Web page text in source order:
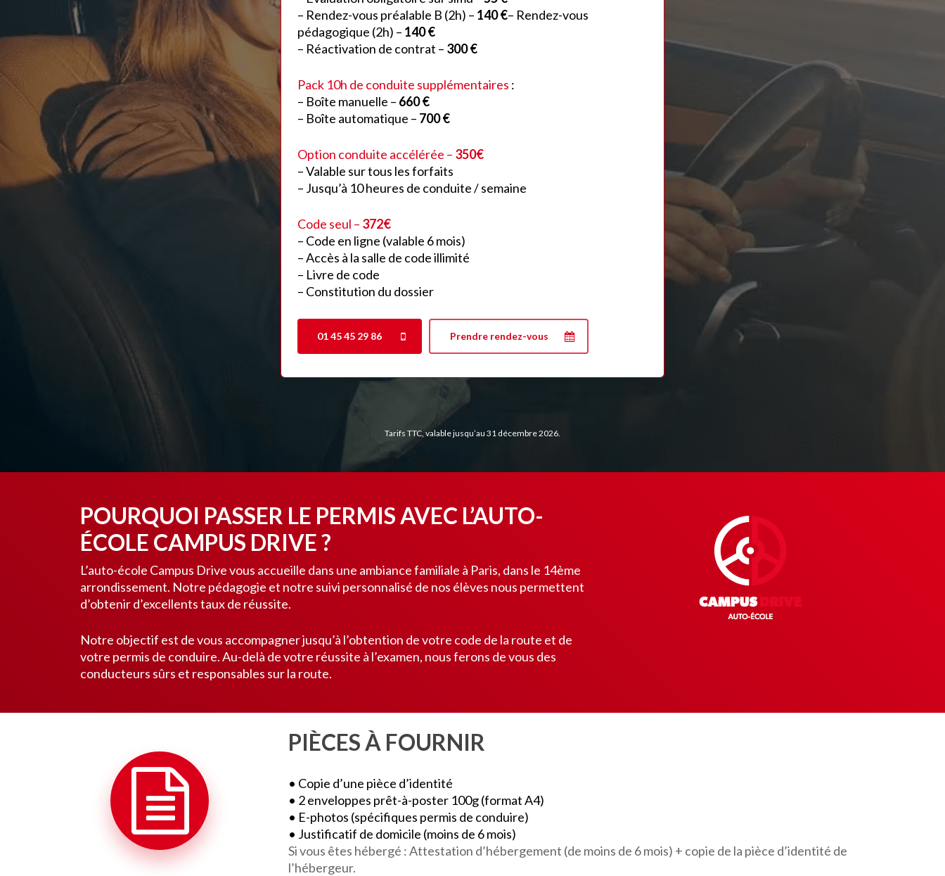
– Rendez-vous préalable B (2h) – 140 €– Rendez-vous
pédagogique (2h) – 140 €
– Réactivation de contrat – 300 €
Pack 10h de conduite supplémentaires :
– Boîte manuelle – 660 €
– Boîte automatique – 700 €
Option conduite accélérée – 350€
– Valable sur tous les forfaits
– Jusqu’à 10 heures de conduite / semaine
Code seul – 372€
– Code en ligne (valable 6 mois)
– Accès à la salle de code illimité
– Livre de code
– Constitution du dossier
01 45 45 29 86 Prendre rendez-vous
Tarifs TTC, valable jusqu’au 31 décembre 2026.
POURQUOI PASSER LE PERMIS AVEC L’AUTO-
ÉCOLE CAMPUS DRIVE ?
L’auto-école Campus Drive vous accueille dans une ambiance familiale à Paris, dans le 14ème
arrondissement. Notre pédagogie et notre suivi personnalisé de nos élèves nous permettent
d’obtenir d’excellents taux de réussite.
Notre objectif est de vous accompagner jusqu’à l’obtention de votre code de la route et de
votre permis de conduire. Au-delà de votre réussite à l’examen, nous ferons de vous des
conducteurs sûrs et responsables sur la route.
PIÈCES À FOURNIR
• Copie d’une pièce d’identité
• 2 enveloppes prêt-à-poster 100g (format A4)
• E-photos (spécifiques permis de conduire)
• Justificatif de domicile (moins de 6 mois)
Si vous êtes hébergé : Attestation d’hébergement (de moins de 6 mois) + copie de la pièce d’identité de
l’hébergeur.